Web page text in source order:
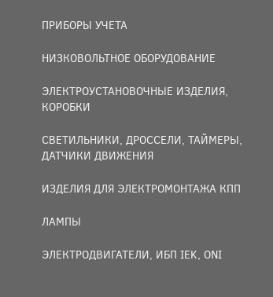
ПРИБОРЫ УЧЕТА
НИЗКОВОЛЬТНОЕ ОБОРУДОВАНИЕ
ЭЛЕКТРОУСТАНОВОЧНЫЕ ИЗДЕЛИЯ,
КОРОБКИ
СВЕТИЛЬНИКИ, ДРОССЕЛИ, ТАЙМЕРЫ,
ДАТЧИКИ ДВИЖЕНИЯ
ИЗДЕЛИЯ ДЛЯ ЭЛЕКТРОМОНТАЖА КПП
ЛАМПЫ
ЭЛЕКТРОДВИГАТЕЛИ, ИБП IEK, ONI